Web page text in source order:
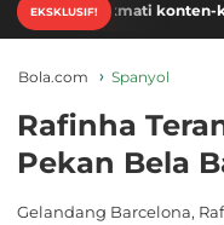
EKSKLUSIF!
Nikmati konten-konten
Bola.com Spanyol
Rafinha
Pekan Bela
Gelandang Barcelona,